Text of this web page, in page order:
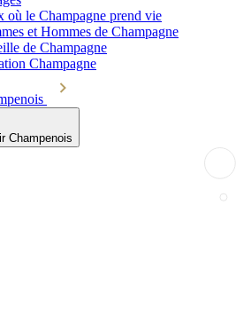
où le Champagne prend vie
et Hommes de Champagne
de Champagne
Champagne
Champenois